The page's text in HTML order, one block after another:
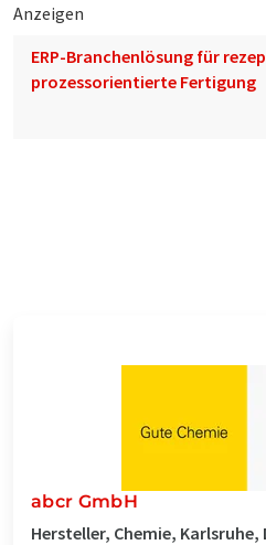
Anzeigen
ERP-Branchenlösung für
prozessorientierte Fertigung
abcr GmbH
Hersteller, Chemie,